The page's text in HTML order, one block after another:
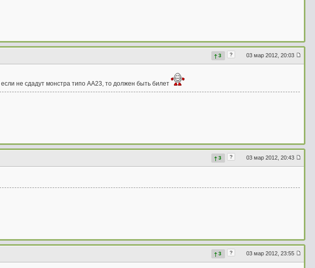
03 мар 2012, 20:03
?
3
не сдадут монстра типо АА23, то должен быть билет
03 мар 2012, 20:43
?
3
03 мар 2012, 23:55
?
3